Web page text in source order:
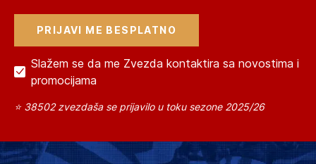
Slažem se da me Zvezda kontaktira sa novostima i
promocijama
⭐ 38502 zvezdaša se prijavilo u toku sezone 2025/26